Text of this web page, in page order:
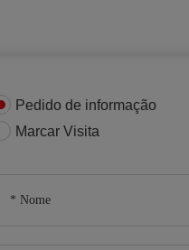
Pedido de informação
Marcar Visita